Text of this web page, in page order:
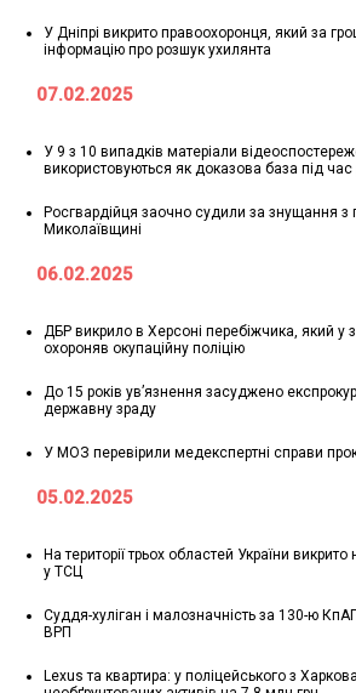
У Дніпрі викрито правоохоронця, який за
інформацію про розшук ухилянта
07.02.2025
У 9 з 10 випадків матеріали
використовуються як доказова база під час
Росгвардійця заочно судили за знущання з
Миколаївщині
06.02.2025
ДБР викрило в Херсоні перебіжчика, який у
охороняв окупаційну поліцію
До 15 років ув’язнення засуджено
державну зраду
У МОЗ перевірили медекспертні справи
05.02.2025
На території трьох областей України
у ТСЦ
Суддя-хуліган і малозначність за 130-ю
ВРП
Lexus та квартира: у поліцейського з